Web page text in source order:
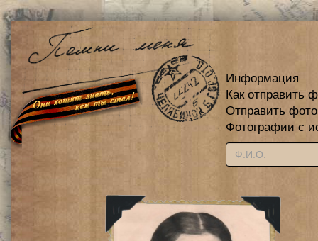
Информация
Как отправить
Отправить
Фотографии с